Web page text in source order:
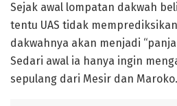
Sejak awal lompatan dakwah
tentu UAS tidak
dakwahnya akan menjadi
Sedari awal ia hanya ingin
sepulang dari Mesir dan Maroko.